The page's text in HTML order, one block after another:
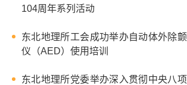
104周年系列活动
东北地理所工会成功举办自动体外除颤
仪（AED）使用培训
东北地理所党委举办深入贯彻中央八项